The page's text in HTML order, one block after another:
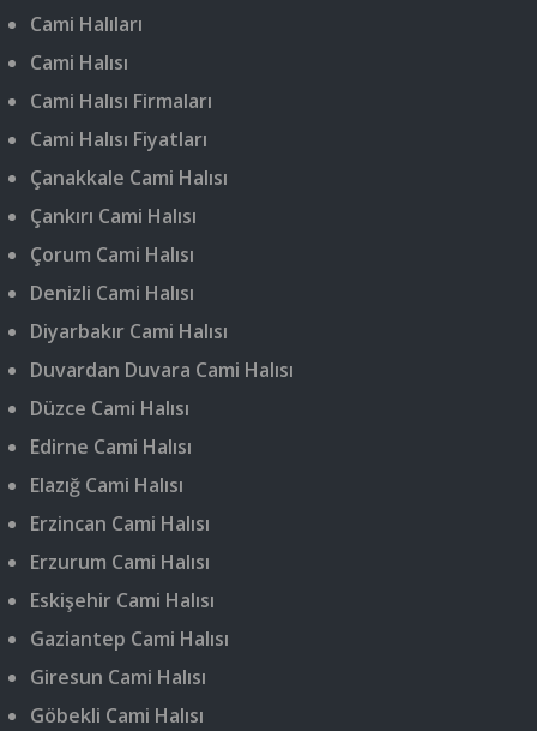
Cami Halıları
Cami Halısı
Cami Halısı Firmaları
Cami Halısı Fiyatları
Çanakkale Cami Halısı
Çankırı Cami Halısı
Çorum Cami Halısı
Denizli Cami Halısı
Diyarbakır Cami Halısı
Duvardan Duvara Cami Halısı
Düzce Cami Halısı
Edirne Cami Halısı
Elazığ Cami Halısı
Erzincan Cami Halısı
Erzurum Cami Halısı
Eskişehir Cami Halısı
Gaziantep Cami Halısı
Giresun Cami Halısı
Göbekli Cami Halısı